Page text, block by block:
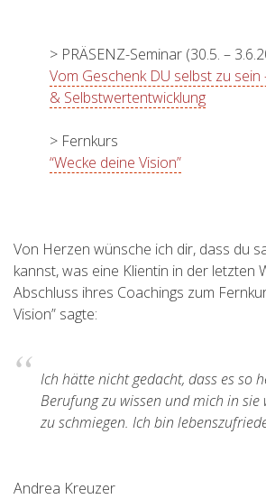
> PRÄSENZ-Seminar (30.5. –
Vom Geschenk DU selbst zu
& Selbstwertentwicklung
> Fernkurs
“Wecke deine Vision”
Von Herzen wünsche ich dir, dass du
kannst, was eine Klientin in der letzten
Abschluss ihres Coachings zum
Vision” sagte:
Ich hätte nicht gedacht, dass es so
Berufung zu wissen und mich in
zu schmiegen. Ich bin
Andrea Kreuzer